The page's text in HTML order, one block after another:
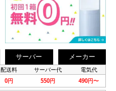
サーバー メーカー
配送料 サーバー代 電気代
0円 550円 490円〜